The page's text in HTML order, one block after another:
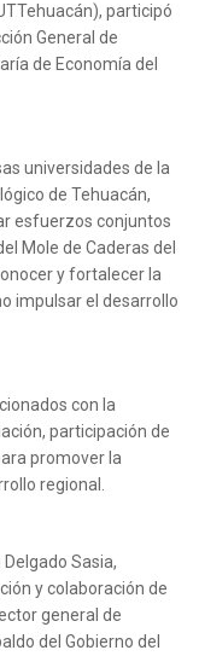
participó
General de
de Economía del
universidades de la
de Tehuacán,
esfuerzos conjuntos
Mole de Caderas del
y fortalecer la
impulsar el desarrollo
con la
participación de
promover la
regional.
Sasia,
y colaboración de
general de
del Gobierno del